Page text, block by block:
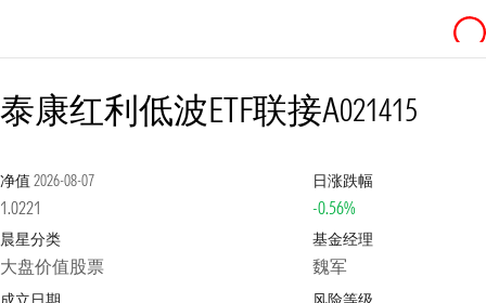
泰康红利低波ETF联接A021415
净值 2026-08-07
1.0221
日涨跌幅
-0.56%
晨星分类
大盘价值股票
基金经理
魏军